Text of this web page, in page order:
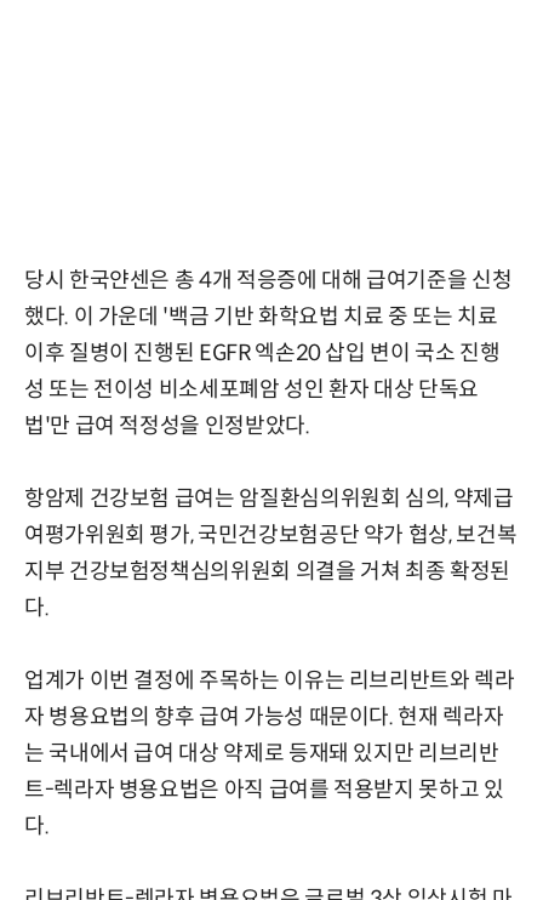
당시 한국얀센은 총 4개 적응증에 대해 급여기준을 신청
했다. 이 가운데 '백금 기반 화학요법 치료 중 또는 치료
이후 질병이 진행된 EGFR 엑손20 삽입 변이 국소 진행
성 또는 전이성 비소세포폐암 성인 환자 대상 단독요
법'만 급여 적정성을 인정받았다.
항암제 건강보험 급여는 암질환심의위원회 심의, 약제급
여평가위원회 평가, 국민건강보험공단 약가 협상, 보건복
지부 건강보험정책심의위원회 의결을 거쳐 최종 확정된
다.
업계가 이번 결정에 주목하는 이유는 리브리반트와 렉라
자 병용요법의 향후 급여 가능성 때문이다. 현재 렉라자
는 국내에서 급여 대상 약제로 등재돼 있지만 리브리반
트-렉라자 병용요법은 아직 급여를 적용받지 못하고 있
다.